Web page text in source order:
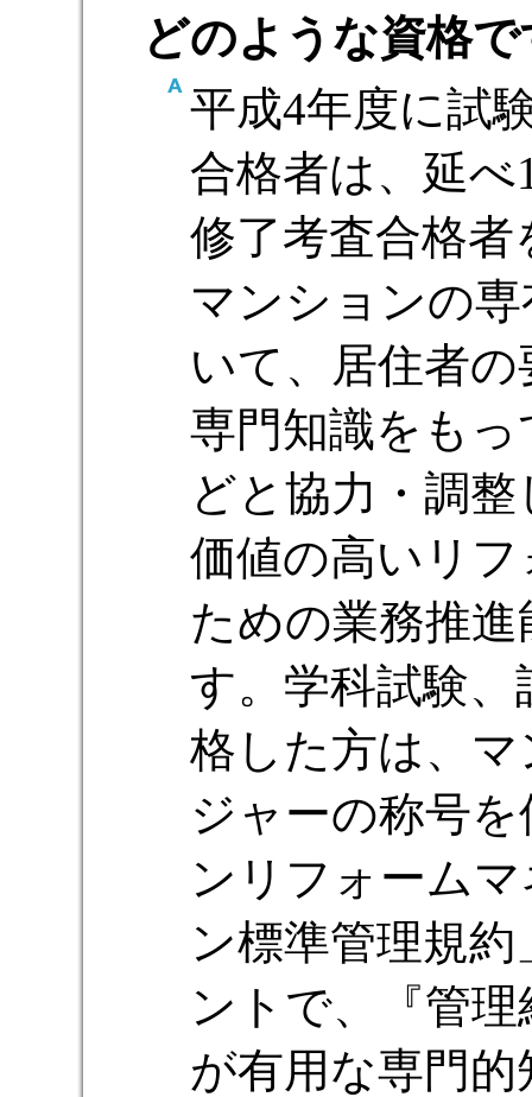
どのような資格
平成4年度に試
合格者は、延べ
修了考査合格
マンションの
いて、居住者
専門知識をも
どと協力・調
価値の高いリ
ための業務推
す。学科試験
格した方は、
ジャーの称号
ンリフォーム
ン標準管理規
ントで、『管
が有用な専門